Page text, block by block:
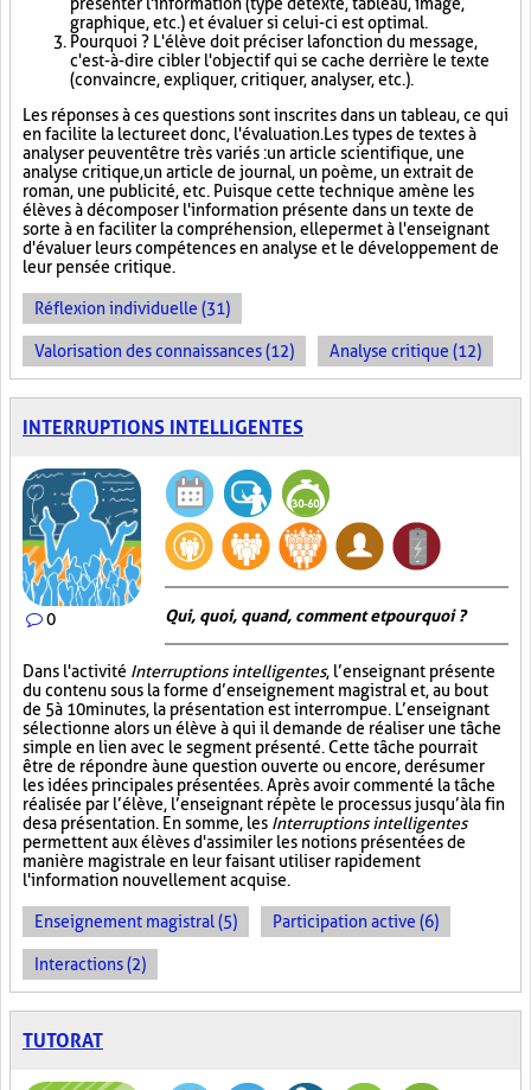
graphique, etc.) et évaluer si celui-ci est optimal.
Pourquoi ? L'élève doit préciser la fonction du message,
c'est-à-dire cibler l'objectif qui se cache derrière le texte
(convaincre, expliquer, critiquer, analyser, etc.).
Les réponses à ces questions sont inscrites dans un tableau, ce qui
en facilite la lecture et donc, l'évaluation. Les types de textes à
analyser peuvent être très variés : un article scientifique, une
analyse critique, un article de journal, un poème, un extrait de
roman, une publicité, etc. Puisque cette technique amène les
élèves à décomposer l'information présente dans un texte de
sorte à en faciliter la compréhension, elle permet à l'enseignant
d'évaluer leurs compétences en analyse et le développement de
leur pensée critique.
Réflexion individuelle (31)
Valorisation des connaissances (12) Analyse critique (12)
INTERRUPTIONS INTELLIGENTES
0 Qui, quoi, quand, comment et pourquoi ?
Dans l'activité Interruptions intelligentes, l’enseignant présente
du contenu sous la forme d’enseignement magistral et, au bout
de 5 à 10 minutes, la présentation est interrompue. L’enseignant
sélectionne alors un élève à qui il demande de réaliser une tâche
simple en lien avec le segment présenté. Cette tâche pourrait
être de répondre à une question ouverte ou encore, de résumer
les idées principales présentées. Après avoir commenté la tâche
réalisée par l’élève, l’enseignant répète le processus jusqu’à la fin
de sa présentation. En somme, les Interruptions intelligentes
permettent aux élèves d'assimiler les notions présentées de
manière magistrale en leur faisant utiliser rapidement
l'information nouvellement acquise.
Enseignement magistral (5) Participation active (6)
Interactions (2)
TUTORAT